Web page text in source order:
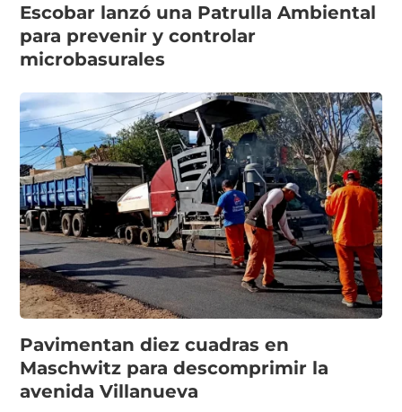
Escobar lanzó una Patrulla Ambiental
para prevenir y controlar
microbasurales
Pavimentan diez cuadras en
Maschwitz para descomprimir la
avenida Villanueva